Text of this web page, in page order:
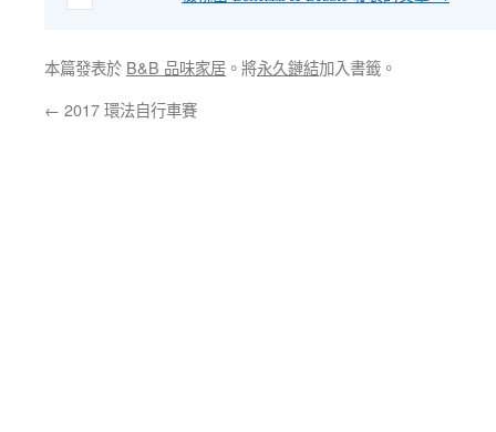
本篇發表於 B&B 品味家居 。將永久鏈結加入書籤。
← 2017 環法自行車賽